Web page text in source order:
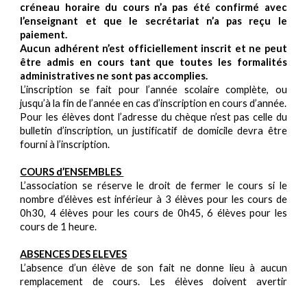
créneau horaire du cours n’a pas été confirmé avec
l’enseignant et que le secrétariat n’a pas reçu le
paiement.
Aucun adhérent n’est officiellement inscrit et ne peut
être admis en cours tant que toutes les formalités
administratives ne sont pas accomplies.
L’inscription se fait pour l’année scolaire complète, ou
jusqu’à la fin de l’année en cas d’inscription en cours d’année.
Pour les élèves dont l’adresse du chèque n’est pas celle du
bulletin d’inscription, un justificatif de domicile devra être
fourni à l’inscription.
COURS d’ENSEMBLES
L’association se réserve le droit de fermer le cours si le
nombre d’élèves est inférieur à 3 élèves pour les cours de
0h30, 4 élèves pour les cours de 0h45, 6 élèves pour les
cours de 1 heure.
ABSENCES DES ELEVES
L’absence d’un élève de son fait ne donne lieu à aucun
remplacement de cours. Les élèves doivent avertir